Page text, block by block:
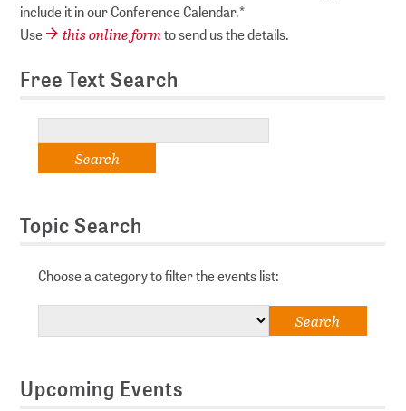
include it in our Conference Calendar.*
Use
this online formto send us the details.
Free Text Search
Topic Search
Choose a category to filter the events list:
Upcoming Events